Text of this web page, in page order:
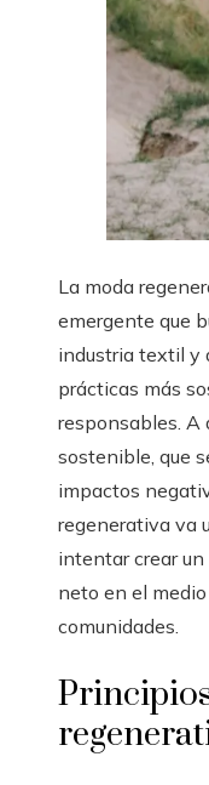
La moda
emergente que
industria textil y
prácticas más
responsables. A
sostenible, que
impactos
regenerativa va
intentar crear
neto en el
comunidades.